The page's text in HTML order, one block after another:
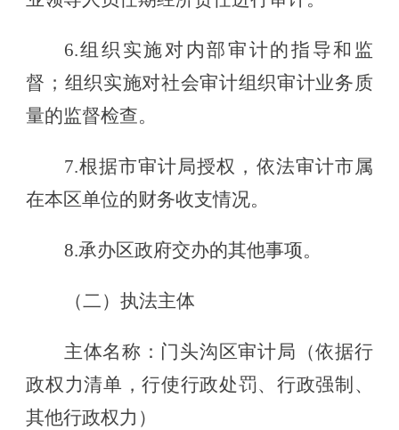
6.组织实施对内部审计的指导和监
督；组织实施对社会审计组织审计业务质
量的监督检查。
7.根据市审计局授权，依法审计市属
在本区单位的财务收支情况。
8.承办区政府交办的其他事项。
（二）执法主体
主体名称：门头沟区审计局（依据行
政权力清单，行使行政处罚、行政强制、
其他行政权力）